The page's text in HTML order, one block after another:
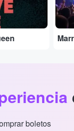
boletos